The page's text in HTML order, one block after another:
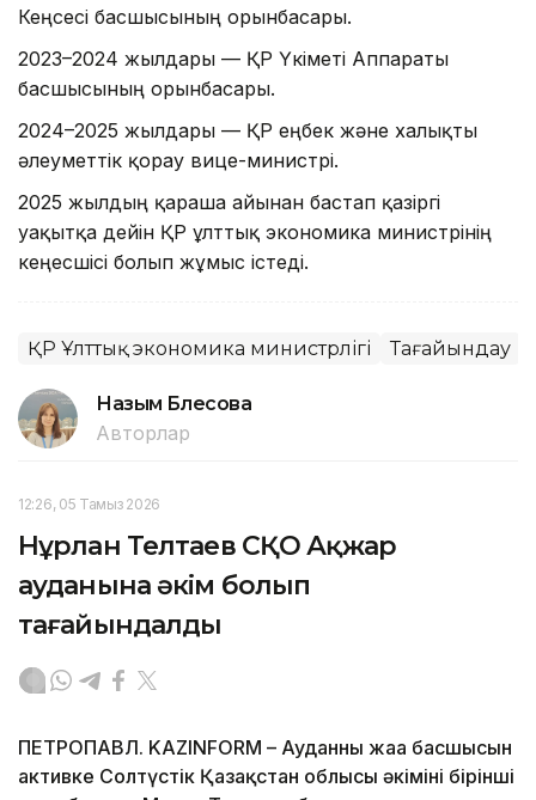
Кеңсесі басшысының орынбасары.
2023–2024 жылдары — ҚР Үкіметі Аппараты
басшысының орынбасары.
2024–2025 жылдары — ҚР еңбек және халықты
әлеуметтік қорғау вице-министрі.
2025 жылдың қараша айынан бастап қазіргі
уақытқа дейін ҚР ұлттық экономика министрінің
кеңесшісі болып жұмыс істеді.
ҚР Ұлттық экономика министрлігі Тағайындау
Назым Бөлесова
Авторлар
12:26, 05 Тамыз 2026
Нұрлан Телтаев СҚО Ақжар
ауданына әкім болып
тағайындалды
ПЕТРОПАВЛ. KAZINFORM – Ауданның жаңа басшысын
активке Солтүстік Қазақстан облысы әкімінің бірінші